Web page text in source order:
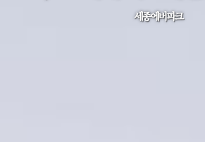
세종 에버파크